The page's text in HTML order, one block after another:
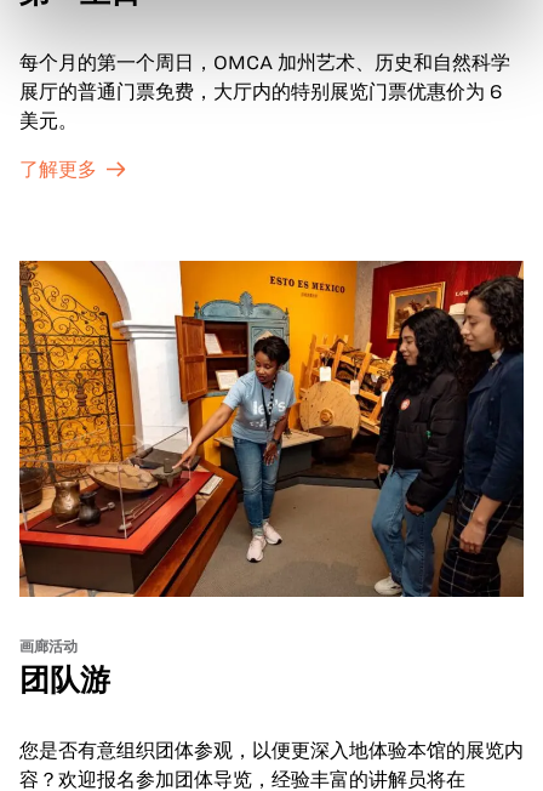
每个月的第一个周日，OMCA 加州艺术、历史和自然科学
展厅的普通门票免费，大厅内的特别展览门票优惠价为 6
美元。
了解更多
画廊活动
团队游
您是否有意组织团体参观，以便更深入地体验本馆的展览内
容？欢迎报名参加团体导览，经验丰富的讲解员将在